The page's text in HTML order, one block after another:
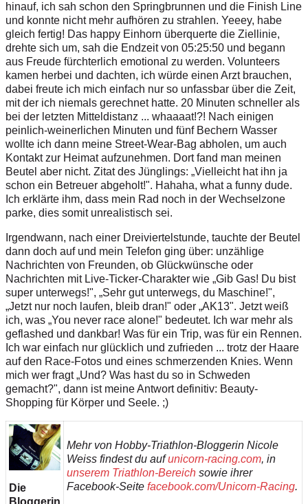
hinauf, ich sah schon den Springbrunnen und die Finish Line
und konnte nicht mehr aufhören zu strahlen. Yeeey, habe
gleich fertig! Das happy Einhorn überquerte die Ziellinie,
drehte sich um, sah die Endzeit von 05:25:50 und begann
aus Freude fürchterlich emotional zu werden. Volunteers
kamen herbei und dachten, ich würde einen Arzt brauchen,
dabei freute ich mich einfach nur so unfassbar über die Zeit,
mit der ich niemals gerechnet hatte. 20 Minuten schneller als
bei der letzten Mitteldistanz ... whaaaat!?! Nach einigen
peinlich-weinerlichen Minuten und fünf Bechern Wasser
wollte ich dann meine Street-Wear-Bag abholen, um auch
Kontakt zur Heimat aufzunehmen. Dort fand man meinen
Beutel aber nicht. Zitat des Jünglings: „Vielleicht hat ihn ja
schon ein Betreuer abgeholt!". Hahaha, what a funny dude.
Ich erklärte ihm, dass mein Rad noch in der Wechselzone
parke, dies somit unrealistisch sei.
Irgendwann, nach einer Dreiviertelstunde, tauchte der Beutel
dann doch auf und mein Telefon ging über: unzählige
Nachrichten von Freunden, ob Glückwünsche oder
Nachrichten mit Live-Ticker-Charakter wie „Gib Gas! Du bist
super unterwegs!", „Sehr gut unterwegs, du Maschine!",
„Jetzt nur noch laufen, bleib dran!" oder „AK13". Jetzt weiß
ich, was „You never race alone!" bedeutet. Ich war mehr als
geflashed und dankbar! Was für ein Trip, was für ein Rennen.
Ich war einfach nur glücklich und zufrieden ... trotz der Haare
auf den Race-Fotos und eines schmerzenden Knies. Wenn
mich wer fragt „Und? Was hast du so in Schweden
gemacht?", dann ist meine Antwort definitiv: Beauty-
Shopping für Körper und Seele. ;)
Die
Bloggerin
Mehr von Hobby-Triathlon-Bloggerin Nicole
Weiss findest du aufunicorn-racing.com, in
unserem Triathlon-Bereich sowie ihrer
Facebook-Seite facebook.com/Unicorn-Racing.